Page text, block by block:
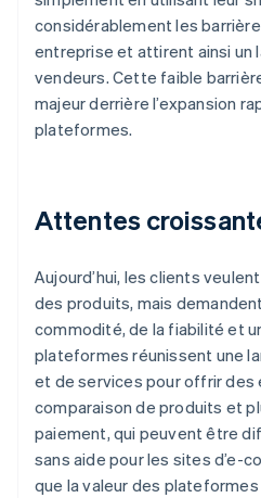
considérablement les
entreprise et attirent ainsi un
vendeurs. Cette faible
majeur derrière l’expansion
plateformes.
Attentes
Aujourd’hui, les clients
des produits, mais
commodité, de la fiabilité et
plateformes réunissent une
et de services pour offrir des
comparaison de produits et
paiement, qui peuvent être
sans aide pour les sites d’e-
que la valeur des